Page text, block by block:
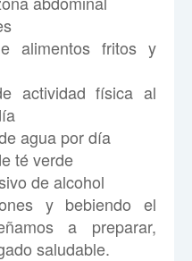
alimentos fritos y
actividad física al
agua por día
té verde
de alcohol
y bebiendo el
a preparar,
saludable.